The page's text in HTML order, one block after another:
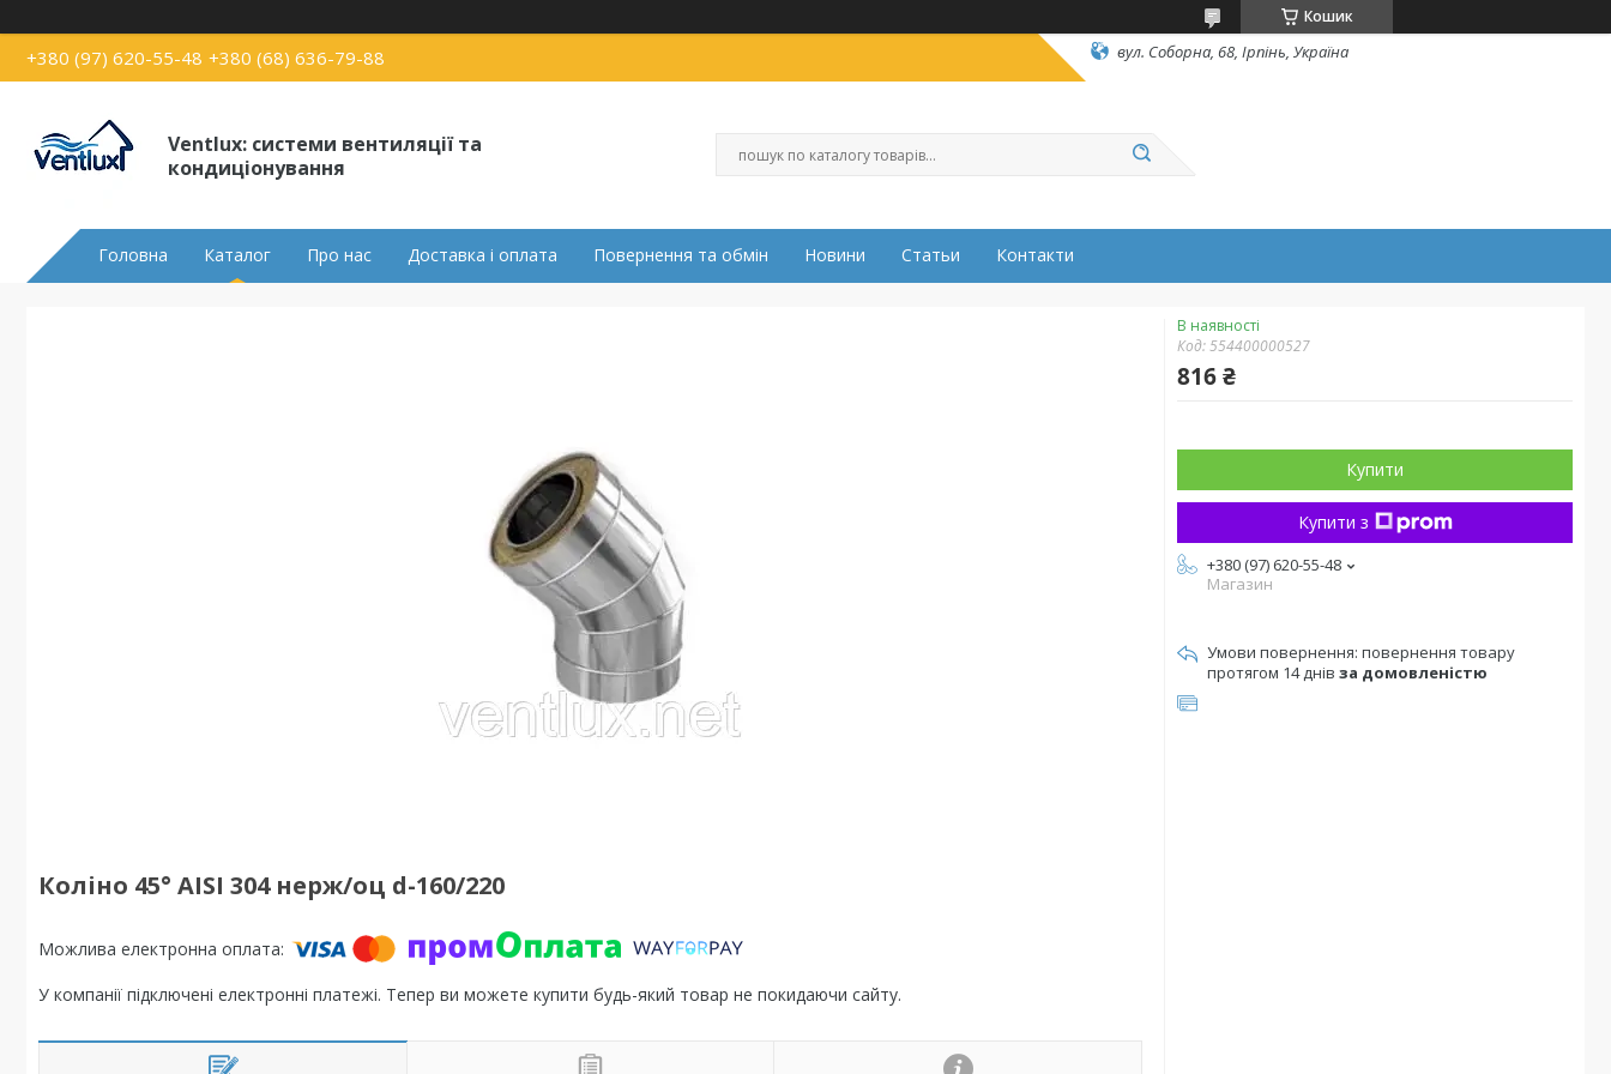
Кошик
+380 (97) 620-55-48 +380 (68) 636-79-88 вул. Соборна, 68, Ірпінь, Україна
Ventlux: системи вентиляції та
кондиціонування
Головна Каталог Про нас Доставка і оплата Повернення та обмін Новини Статьи Контакти
Коліно 45° AISI 304 нерж/оц d-160/220
У компанії підключені електронні платежі. Тепер ви можете купити будь-який товар не покидаючи сайту.
В наявності
Код:554400000527
816 ₴
Купити
Купити з
+380 (97) 620-55-48
Магазин
повернення товару
протягом 14 днів за домовленістю